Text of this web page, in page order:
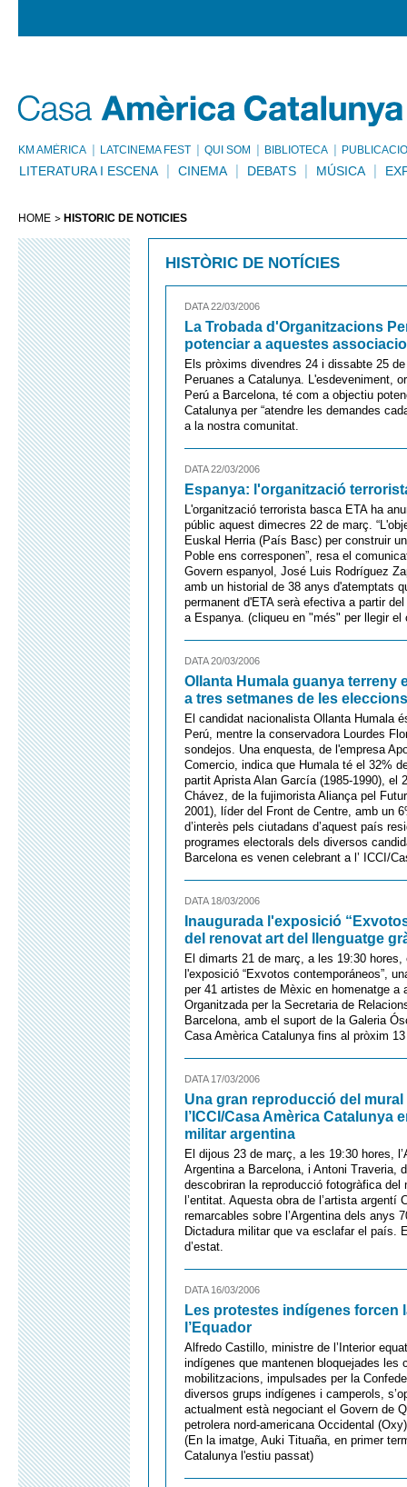
KM AMÈRICA LATCINEMA FEST QUI SOM BIBLIOTECA
LITERATURA I ESCENA CINEMA DEBATS MÚSICA
HOME HISTÒRIC DE NOTÍCIES
HISTÒRIC DE NOTÍCIES
DATA 22/03/2006
La Trobada d'Organitzacions
potenciar a aquestes
Els pròxims divendres 24 i dissabte 25
Peruanes a Catalunya. L'esdeveniment,
Perú a Barcelona, té com a objectiu
Catalunya per “atendre les demandes
a la nostra comunitat.
DATA 22/03/2006
Espanya: l'organització
L'organització terrorista basca ETA ha
públic aquest dimecres 22 de març.
Euskal Herria (País Basc) per construir
Poble ens corresponen”, resa el
Govern espanyol, José Luis Rodríguez
amb un historial de 38 anys d'atemptats
permanent d'ETA serà efectiva a partir
a Espanya. (cliqueu en "més" per llegir el
DATA 20/03/2006
Ollanta Humala guanya terreny
a tres setmanes de les
El candidat nacionalista Ollanta Humala
Perú, mentre la conservadora Lourdes
sondejos. Una enquesta, de l'empresa
Comercio, indica que Humala té el 32%
partit Aprista Alan García (1985-1990), el
Chávez, de la fujimorista Aliança pel
2001), líder del Front de Centre, amb un
d’interès pels ciutadans d’aquest país
programes electorals dels diversos
Barcelona es venen celebrant a l’ ICCI/
DATA 18/03/2006
Inaugurada l'exposició
del renovat art del llenguatge
El dimarts 21 de març, a les 19:30
l'exposició “Exvotos contemporáneos”,
per 41 artistes de Mèxic en homenatge a
Organitzada per la Secretaria de
Barcelona, amb el suport de la Galeria
Casa Amèrica Catalunya fins al pròxim
DATA 17/03/2006
Una gran reproducció del
l’ICCI/Casa Amèrica
militar argentina
El dijous 23 de març, a les 19:30 hores,
Argentina a Barcelona, i Antoni Traveria,
descobriran la reproducció fotogràfica del
l’entitat. Aquesta obra de l’artista
remarcables sobre l’Argentina dels anys
Dictadura militar que va esclafar el país.
d’estat.
DATA 16/03/2006
Les protestes indígenes forcen
l’Equador
Alfredo Castillo, ministre de l’Interior
indígenes que mantenen bloquejades
mobilitzacions, impulsades per la
diversos grups indígenes i camperols,
actualment està negociant el Govern de
petrolera nord-americana Occidental
(En la imatge, Auki Tituaña, en primer
Catalunya l'estiu passat)